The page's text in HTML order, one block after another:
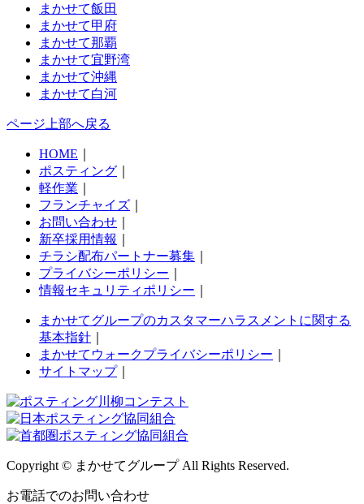
まかせて飯田
まかせて甲府
まかせて那覇
まかせて宜野湾
まかせて沖縄
まかせて白河
ページ上部へ戻る
HOME
ポスティング
軽作業
フランチャイズ
お問い合わせ
新卒採用情報
チラシ配布パートナー募集
プライバシーポリシー
情報セキュリティポリシー
まかせてグループのカスタマーハラスメントに関する
基本指針
まかせてウォークプライバシーポリシー
サイトマップ｜
Copyright © まかせてグループ All Rights Reserved.
お電話でのお問い合わせ